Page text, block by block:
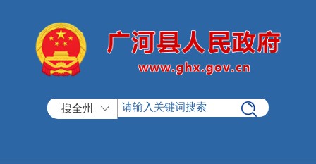
搜全州